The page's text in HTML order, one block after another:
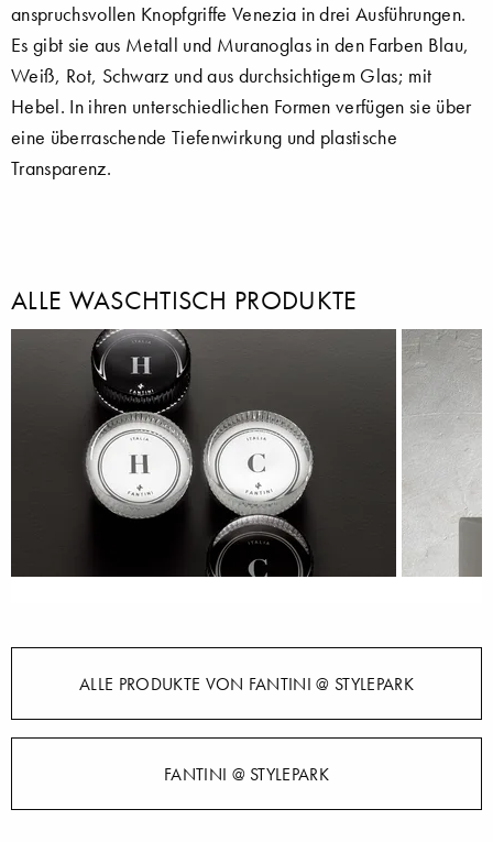
anspruchsvollen Knopfgriffe Venezia in drei Ausführungen.
Es gibt sie aus Metall und Muranoglas in den Farben Blau,
Weiß, Rot, Schwarz und aus durchsichtigem Glas; mit
Hebel. In ihren unterschiedlichen Formen verfügen sie über
eine überraschende Tiefenwirkung und plastische
Transparenz.
ALLE WASCHTISCH PRODUKTE
ALLE PRODUKTE VON FANTINI @ STYLEPARK
FANTINI @ STYLEPARK